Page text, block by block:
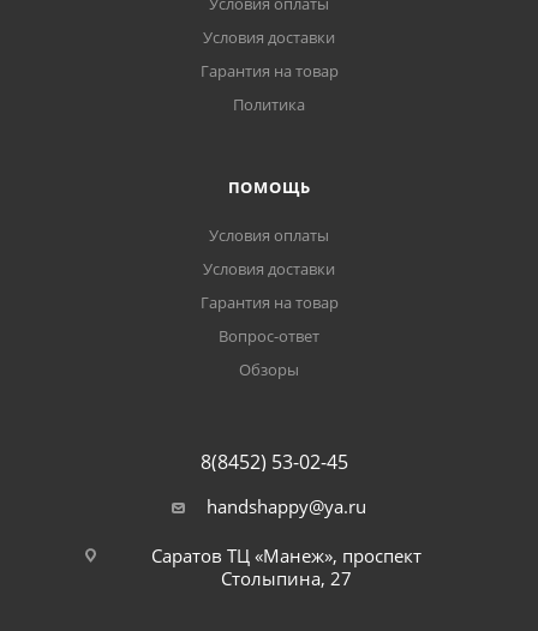
Условия доставки
Гарантия на товар
Политика
ПОМОЩЬ
Условия оплаты
Условия доставки
Гарантия на товар
Вопрос-ответ
Обзоры
8(8452) 53-02-45
handshappy@ya.ru
Саратов ТЦ «Манеж», проспект
Столыпина, 27